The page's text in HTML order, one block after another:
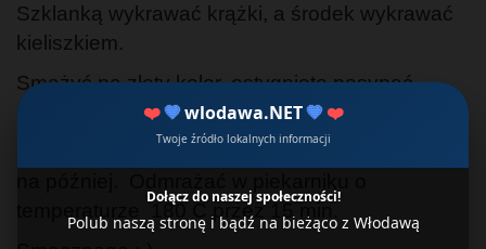
❤️ 💙wlodawa.NET 💙❤️
Twoje źródło lokalnych informacji
Dołącz do naszej społeczności!
Polub naszą stronę i bądź na bieżąco z Włodawą
Szklanką wykrawać krążki, a środek wykrawać
kieliszkiem.
Smażyć na złoty kolor, ostygnięte posypać
cukrem pudrem.
Można je nie posypać cukrem i zamrozić oponki
temperaturze 180 C przez 15 min.